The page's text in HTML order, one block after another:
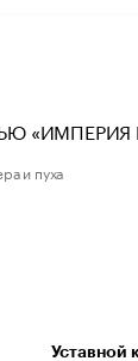
«ИМПЕРИЯ
и пуха
Уставной